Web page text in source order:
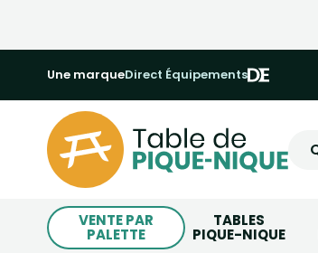
Une marqueDirect Équipements
VENTE PAR
PALETTE
TABLES
PIQUE-NIQUE